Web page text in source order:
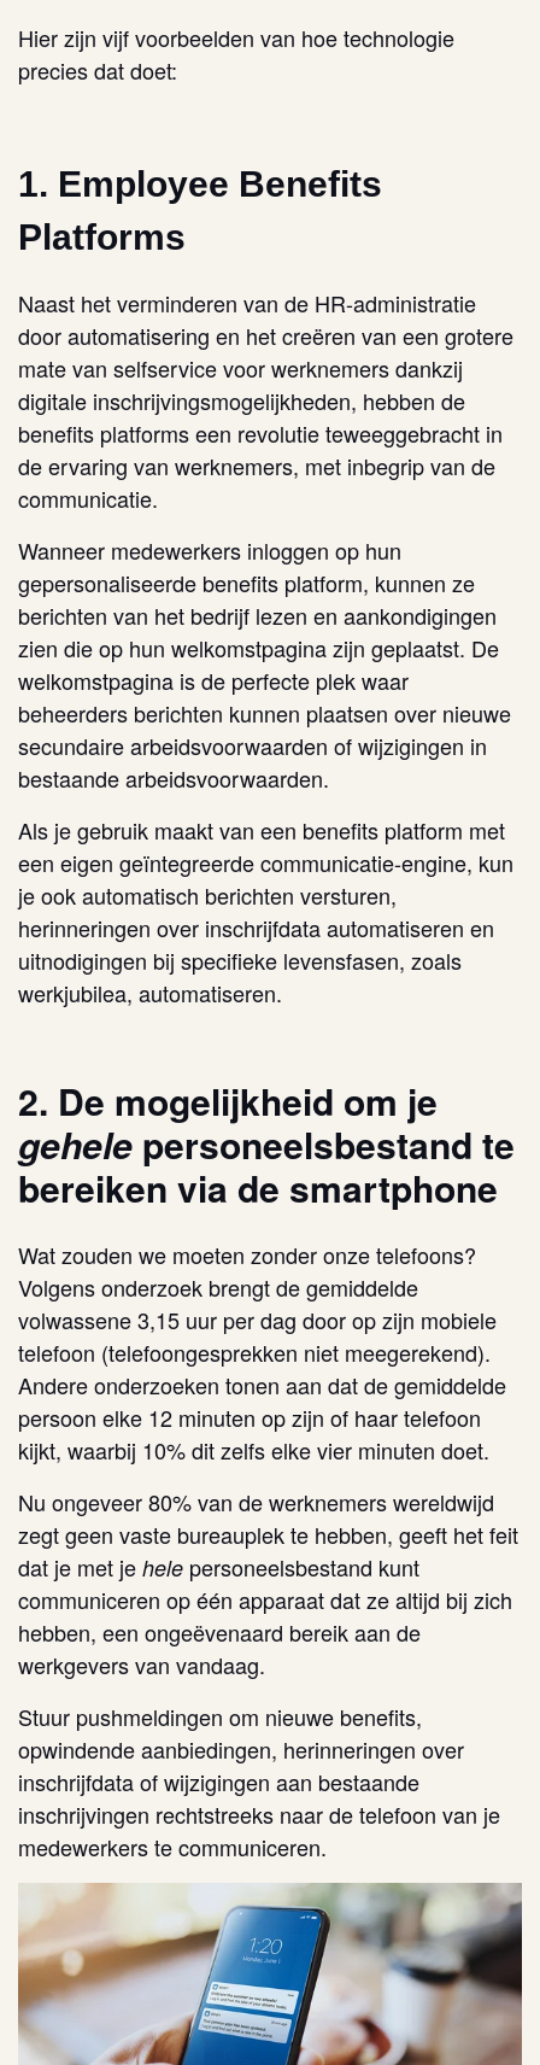
Hier zijn vijf voorbeelden van hoe technologie
precies dat doet:
1. Employee Benefits
Platforms
Naast het verminderen van de HR-administratie
door automatisering en het creëren van een grotere
mate van selfservice voor werknemers dankzij
digitale inschrijvingsmogelijkheden, hebben de
benefits platforms een revolutie teweeggebracht in
de ervaring van werknemers, met inbegrip van de
communicatie.
Wanneer medewerkers inloggen op hun
gepersonaliseerde benefits platform, kunnen ze
berichten van het bedrijf lezen en aankondigingen
zien die op hun welkomstpagina zijn geplaatst. De
welkomstpagina is de perfecte plek waar
beheerders berichten kunnen plaatsen over nieuwe
secundaire arbeidsvoorwaarden of wijzigingen in
bestaande arbeidsvoorwaarden.
Als je gebruik maakt van een benefits platform met
een eigen geïntegreerde communicatie-engine, kun
je ook automatisch berichten versturen,
herinneringen over inschrijfdata automatiseren en
uitnodigingen bij specifieke levensfasen, zoals
werkjubilea, automatiseren.
2. De mogelijkheid om je
gehele personeelsbestand te
bereiken via de smartphone
Wat zouden we moeten zonder onze telefoons?
Volgens onderzoek brengt de gemiddelde
volwassene 3,15 uur per dag door op zijn mobiele
telefoon (telefoongesprekken niet meegerekend).
Andere onderzoeken tonen aan dat de gemiddelde
persoon elke 12 minuten op zijn of haar telefoon
kijkt, waarbij 10% dit zelfs elke vier minuten doet.
Nu ongeveer 80% van de werknemers wereldwijd
zegt geen vaste bureauplek te hebben, geeft het feit
dat je met je hele personeelsbestand kunt
communiceren op één apparaat dat ze altijd bij zich
hebben, een ongeëvenaard bereik aan de
werkgevers van vandaag.
Stuur pushmeldingen om nieuwe benefits,
opwindende aanbiedingen, herinneringen over
inschrijfdata of wijzigingen aan bestaande
inschrijvingen rechtstreeks naar de telefoon van je
medewerkers te communiceren.